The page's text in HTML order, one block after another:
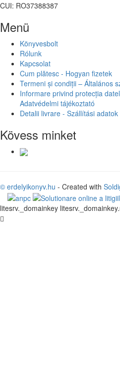
CUI: RO37388387
Menü
Könyvesbolt
Rólunk
Kapcsolat
Cum plătesc - Hogyan fizetek
Termeni și condiții – Általános
Informare privind protecția
Adatvédelmi tájékoztató
Detalii livrare - Szállítási adatok
Kövess minket
© erdelyikonyv.hu - Created with
litesrv._domainkey